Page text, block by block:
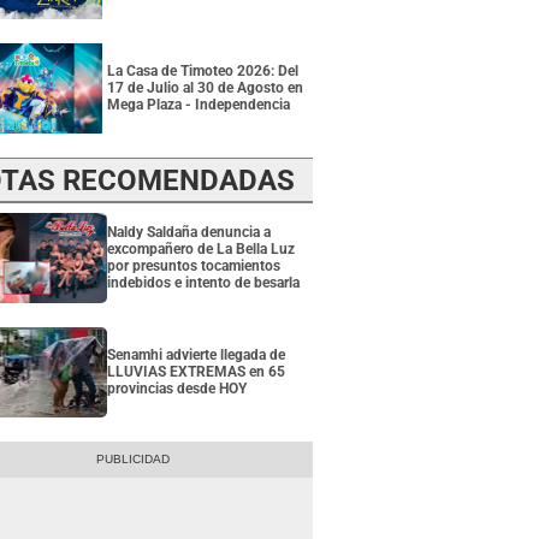
La Casa de Timoteo 2026: Del
17 de Julio al 30 de Agosto en
Mega Plaza - Independencia
RECOMENDADAS
Naldy Saldaña denuncia a
excompañero de La Bella Luz
por presuntos tocamientos
indebidos e intento de besarla
Senamhi advierte llegada de
LLUVIAS EXTREMAS en 65
provincias desde HOY